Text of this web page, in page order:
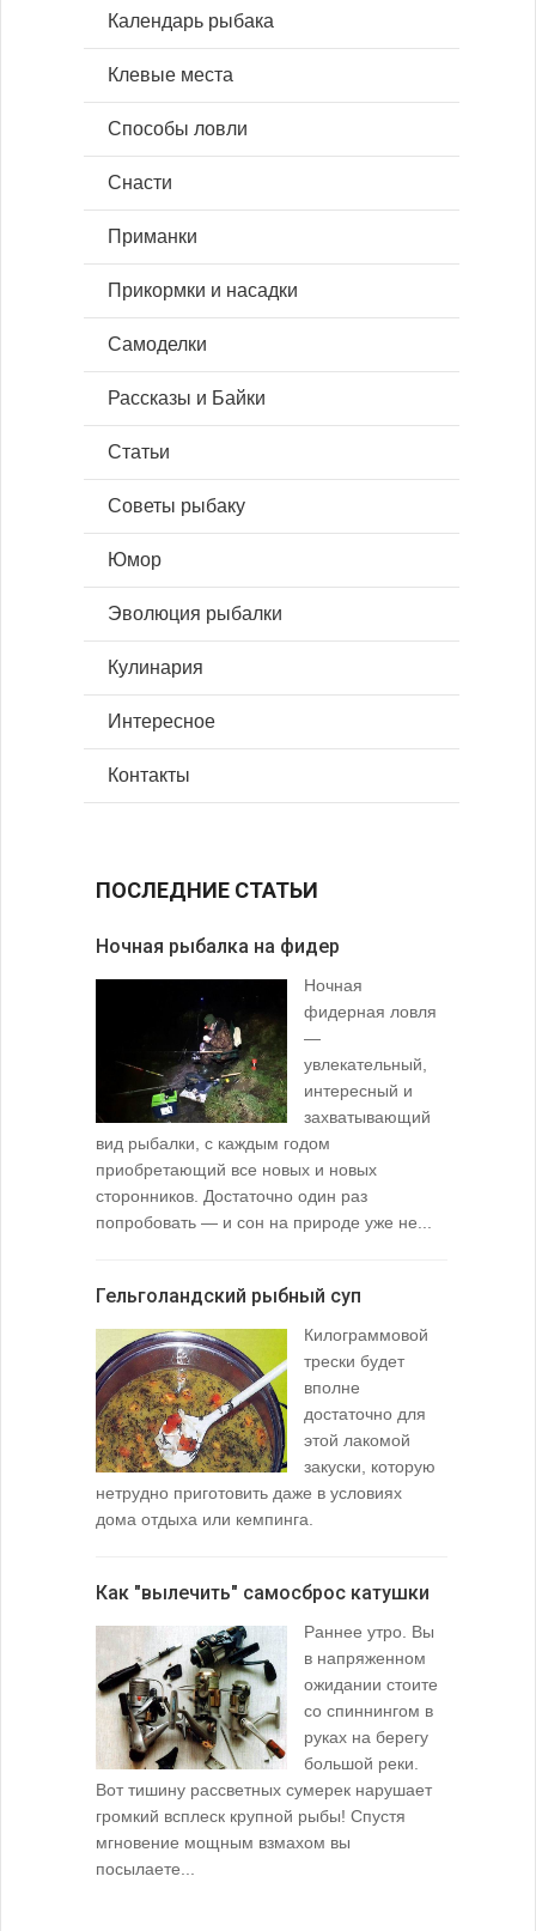
Календарь рыбака
Клевые места
Способы ловли
Снасти
Приманки
Прикормки и насадки
Самоделки
Рассказы и Байки
Статьи
Советы рыбаку
Юмор
Эволюция рыбалки
Кулинария
Интересное
Контакты
ПОСЛЕДНИЕ СТАТЬИ
Ночная рыбалка на фидер
Ночная
фидерная ловля
—
увлекательный,
интересный и
захватывающий
вид рыбалки, с каждым годом
приобретающий все новых и новых
сторонников. Достаточно один раз
попробовать — и сон на природе уже не...
Гельголандский рыбный суп
Килограммовой
трески будет
вполне
достаточно для
этой лакомой
закуски, которую
нетрудно приготовить даже в условиях
дома отдыха или кемпинга.
Как "вылечить" самосброс катушки
Раннее утро. Вы
в напряженном
ожидании стоите
со спиннингом в
руках на берегу
большой реки.
Вот тишину рассветных сумерек нарушает
громкий всплеск крупной рыбы! Спустя
мгновение мощным взмахом вы
посылаете...